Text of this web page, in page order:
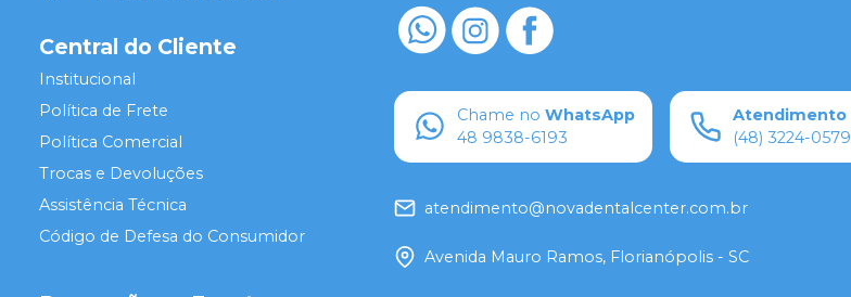
Central do Cliente
Institucional
Política de Frete
Política Comercial
Trocas e Devoluções
Assistência Técnica
Código de Defesa do Consumidor
Chame no WhatsApp
48 9838-6193
Atendimento
(48) 3224-0579
atendimento@novadentalcenter.com.br
Avenida Mauro Ramos, Florianópolis - SC